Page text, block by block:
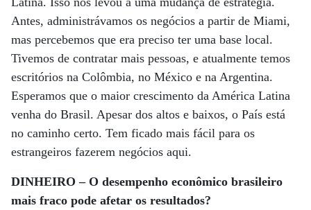
Antes, administrávamos os negócios a partir de Miami,
mas percebemos que era preciso ter uma base local.
Tivemos de contratar mais pessoas, e atualmente temos
escritórios na Colômbia, no México e na Argentina.
Esperamos que o maior crescimento da América Latina
venha do Brasil. Apesar dos altos e baixos, o País está
no caminho certo. Tem ficado mais fácil para os
estrangeiros fazerem negócios aqui.
DINHEIRO – O desempenho econômico brasileiro
mais fraco pode afetar os resultados?